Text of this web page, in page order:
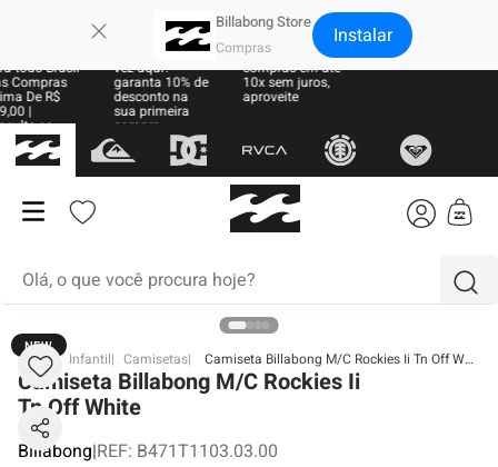
Billabong Store Instalar
todo Brasil
Compras
De R$
|
as
Sua primeira
vez aqui?
garanta 10% de
desconto na
sua primeira
compra
Parcele suas
compras em até
10x sem juros,
aproveite
NEW
BB Infantil Camisetas Camiseta Billabong M/C Rockies Ii Tn Off White
Camiseta Billabong M/C Rockies Ii
Tn Off White
Billabong|REF: B471T1103.03.00
termos mais buscados
1º
moletom
2º